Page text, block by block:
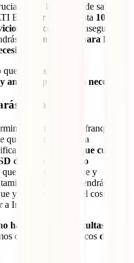
Aquí los costos de salud
Estándar ofrece hasta 100,000
médicos
. Así te aseguras
disponibilidad para los
suceda, tendrás
que puedas necesitar
de más
las incómodas franquicias
qué se trata? Con una
que
tú tendrás que cubrir
de cada consulta o
que sufres un percance y
Cada vez tendrás que
ya hayas cubierto el costo total
Irlanda.
no hay franquicias ocultas
de tus gastos médicos desde